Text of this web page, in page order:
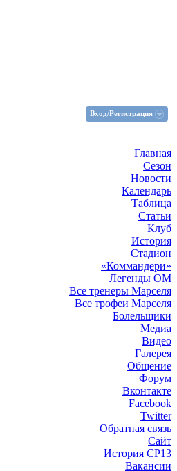
Вход/Регистрация
Главная
Сезон
Новости
Календарь
Таблица
Статьи
Клуб
История
Стадион
«Коммандери»
Легенды ОМ
Все тренеры Марселя
Все трофеи Марселя
Болельщики
Медиа
Видео
Галерея
Общение
Форум
Вконтакте
Facebook
Twitter
Обратная связь
Сайт
История СР13
Вакансии